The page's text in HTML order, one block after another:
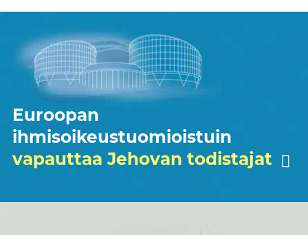
Euroopan
ihmisoikeustuomioistuin
vapauttaa Jehovan todistajat